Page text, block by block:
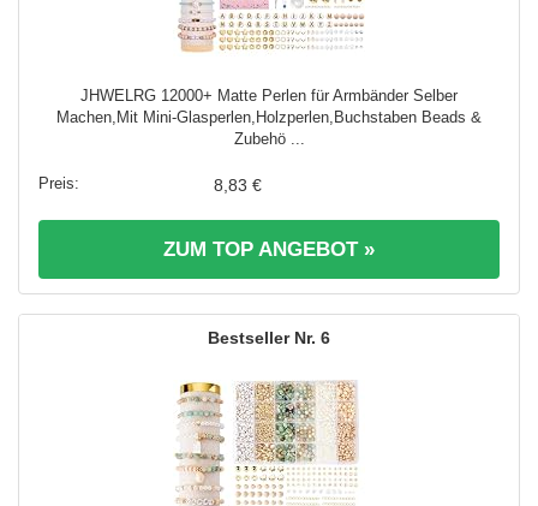
JHWELRG 12000+ Matte Perlen für Armbänder Selber
Machen,Mit Mini-Glasperlen,Holzperlen,Buchstaben Beads &
Zubehö ...
8,83 €
ZUM TOP ANGEBOT »
6